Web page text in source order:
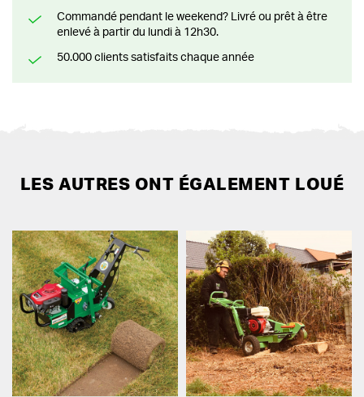
Commandé pendant le weekend? Livré ou prêt à être
enlevé à partir du lundi à 12h30.
50.000 clients satisfaits chaque année
LES AUTRES ONT ÉGALEMENT LOUÉ